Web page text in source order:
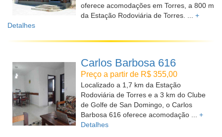
oferece acomodações em Torres, a 800 m
da Estação Rodoviária de Torres. ... +
Detalhes
Carlos Barbosa 616
Preço a partir de R$ 355,00
Localizado a 1,7 km da Estação
Rodoviária de Torres e a 3 km do Clube
de Golfe de San Domingo, o Carlos
Barbosa 616 oferece acomodação ... +
Detalhes